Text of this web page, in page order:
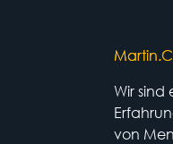
Wir sind
von